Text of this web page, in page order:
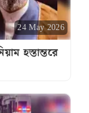
24 May 2026
হস্তান্তরে